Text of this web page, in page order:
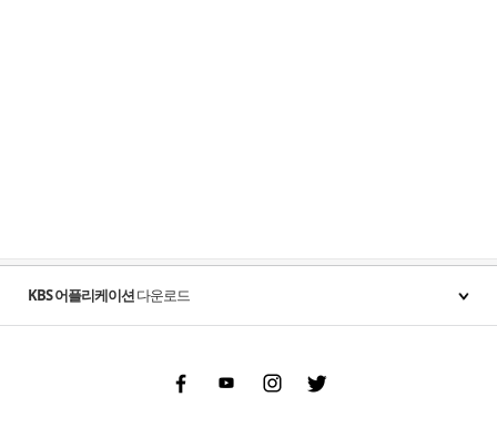
KBS 어플리케이션다운로드
FacebookYoutubeInstgram Twitter